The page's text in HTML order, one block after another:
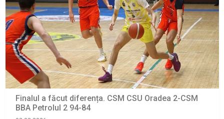
Finalul a făcut diferența. CSM CSU Oradea 2-CSM
BBA Petrolul 2 94-84